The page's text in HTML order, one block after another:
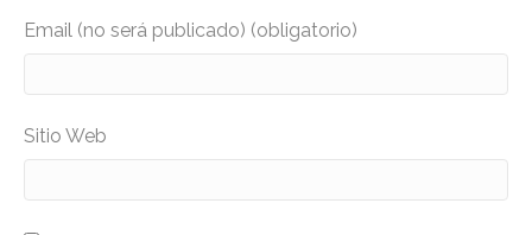
Email (no será publicado) (obligatorio)
Sitio Web